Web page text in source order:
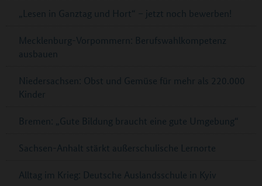
„Lesen in Ganztag und Hort“ – jetzt noch bewerben!
Mecklenburg-Vorpommern: Berufswahlkompetenz
ausbauen
Niedersachsen: Obst und Gemüse für mehr als 220.000
Kinder
Bremen: „Gute Bildung braucht eine gute Umgebung“
Sachsen-Anhalt stärkt außerschulische Lernorte
Alltag im Krieg: Deutsche Auslandsschule in Kyiv